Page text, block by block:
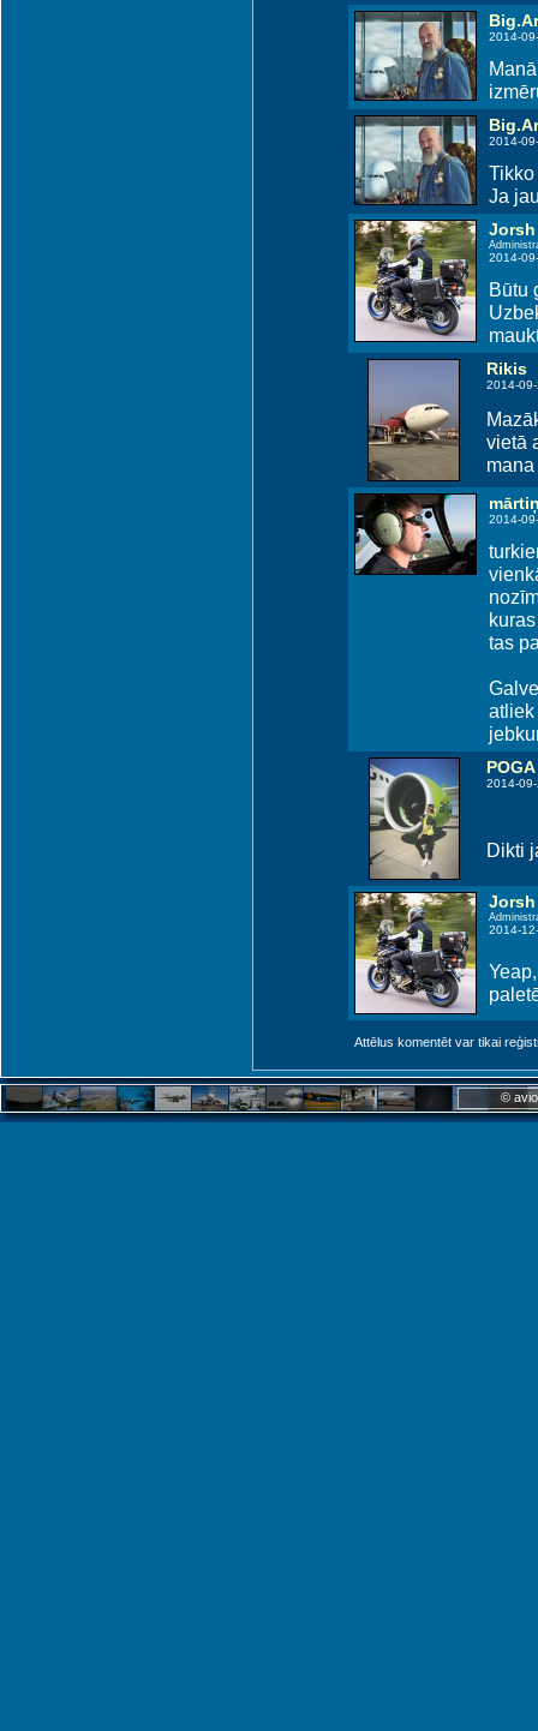
2014-
2014-
Ja
Jorsh
2014-
Būtu
Rikis
2014-
vietā
2014-
tas
atliek
POGA
2014-
Dikti
Jorsh
2014-
Attēlus komentēt var tikai
©